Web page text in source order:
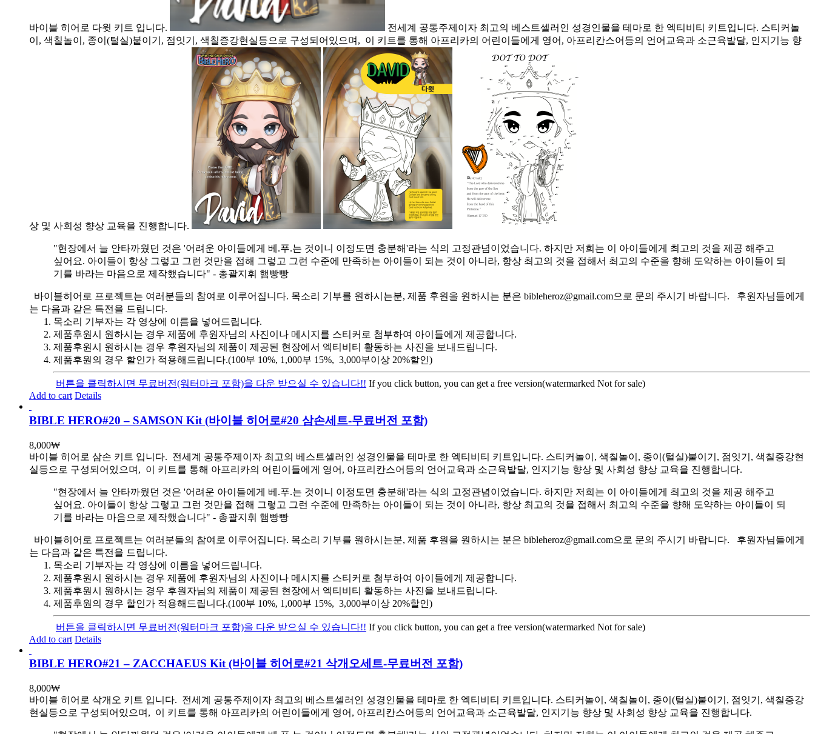
바이블 히어로 다윗 키트 입니다.
전세계 공통주제이자 최고의 베스트셀러인 성경인물을 테마로 한 엑티비티 키트입니다. 스티커놀
이, 색칠놀이, 종이(털실)붙이기, 점잇기, 색칠증강현실등으로 구성되어있으며, 이 키트를 통해 아프리카의 어린이들에게 영어, 아프리칸스어등의 언어교육과 소근육발달, 인지기능 향
상 및 사회성 향상 교육을 진행합니다.
"현장에서 늘 안타까웠던 것은 '어려운 아이들에게 베.푸.는 것이니 이정도면 충분해'라는 식의 고정관념이었습니다. 하지만 저희는 이 아이들에게 최고의 것을 제공 해주고
싶어요. 아이들이 항상 그렇고 그런 것만을 접해 그렇고 그런 수준에 만족하는 아이들이 되는 것이 아니라, 항상 최고의 것을 접해서 최고의 수준을 향해 도약하는 아이들이 되
기를 바라는 마음으로 제작했습니다" - 총괄지휘 햄빵빵
바이블히어로 프로젝트는 여러분들의 참여로 이루어집니다. 목소리 기부를 원하시는분, 제품 후원을 원하시는 분은 bibleheroz@gmail.com으로 문의 주시기 바랍니다. 후원자님들에게
는 다음과 같은 특전을 드립니다.
목소리 기부자는 각 영상에 이름을 넣어드립니다.
제품후원시 원하시는 경우 제품에 후원자님의 사진이나 메시지를 스티커로 첨부하여 아이들에게 제공합니다.
제품후원시 원하시는 경우 후원자님의 제품이 제공된 현장에서 엑티비티 활동하는 사진을 보내드립니다.
제품후원의 경우 할인가 적용해드립니다.(100부 10%, 1,000부 15%, 3,000부이상 20%할인)
버튼을 클릭하시면 무료버전(워터마크 포함)을 다운 받으실 수 있습니다!! If you click button, you can get a free version(watermarked Not for sale)
Add to cart Details
BIBLE HERO#20 – SAMSON Kit (바이블 히어로#20 삼손세트-무료버전 포함)
8,000₩
바이블 히어로 삼손 키트 입니다. 전세계 공통주제이자 최고의 베스트셀러인 성경인물을 테마로 한 엑티비티 키트입니다. 스티커놀이, 색칠놀이, 종이(털실)붙이기, 점잇기, 색칠증강현
실등으로 구성되어있으며, 이 키트를 통해 아프리카의 어린이들에게 영어, 아프리칸스어등의 언어교육과 소근육발달, 인지기능 향상 및 사회성 향상 교육을 진행합니다.
"현장에서 늘 안타까웠던 것은 '어려운 아이들에게 베.푸.는 것이니 이정도면 충분해'라는 식의 고정관념이었습니다. 하지만 저희는 이 아이들에게 최고의 것을 제공 해주고
싶어요. 아이들이 항상 그렇고 그런 것만을 접해 그렇고 그런 수준에 만족하는 아이들이 되는 것이 아니라, 항상 최고의 것을 접해서 최고의 수준을 향해 도약하는 아이들이 되
기를 바라는 마음으로 제작했습니다" - 총괄지휘 햄빵빵
바이블히어로 프로젝트는 여러분들의 참여로 이루어집니다. 목소리 기부를 원하시는분, 제품 후원을 원하시는 분은 bibleheroz@gmail.com으로 문의 주시기 바랍니다. 후원자님들에게
는 다음과 같은 특전을 드립니다.
목소리 기부자는 각 영상에 이름을 넣어드립니다.
제품후원시 원하시는 경우 제품에 후원자님의 사진이나 메시지를 스티커로 첨부하여 아이들에게 제공합니다.
제품후원시 원하시는 경우 후원자님의 제품이 제공된 현장에서 엑티비티 활동하는 사진을 보내드립니다.
제품후원의 경우 할인가 적용해드립니다.(100부 10%, 1,000부 15%, 3,000부이상 20%할인)
버튼을 클릭하시면 무료버전(워터마크 포함)을 다운 받으실 수 있습니다!! If you click button, you can get a free version(watermarked Not for sale)
Add to cart Details
BIBLE HERO#21 – ZACCHAEUS Kit (바이블 히어로#21 삭개오세트-무료버전 포함)
8,000₩
바이블 히어로 삭개오 키트 입니다. 전세계 공통주제이자 최고의 베스트셀러인 성경인물을 테마로 한 엑티비티 키트입니다. 스티커놀이, 색칠놀이, 종이(털실)붙이기, 점잇기, 색칠증강
현실등으로 구성되어있으며, 이 키트를 통해 아프리카의 어린이들에게 영어, 아프리칸스어등의 언어교육과 소근육발달, 인지기능 향상 및 사회성 향상 교육을 진행합니다.